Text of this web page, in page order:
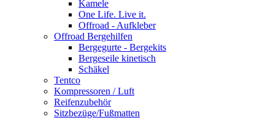
Kamele
One Life. Live it.
Offroad - Aufkleber
Offroad Bergehilfen
Bergegurte - Bergekits
Bergeseile kinetisch
Schäkel
Tentco
Kompressoren / Luft
Reifenzubehör
Sitzbezüge/Fußmatten